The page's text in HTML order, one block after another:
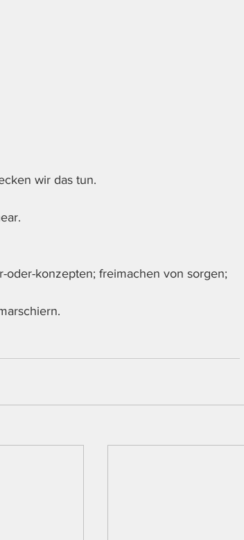
wir das tun.
konzepten; freimachen von sorgen;